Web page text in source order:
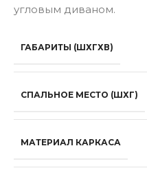
угловым диваном.
ГАБАРИТЫ (ШХГХВ)
СПАЛЬНОЕ МЕСТО (ШХГ)
МАТЕРИАЛ КАРКАСА